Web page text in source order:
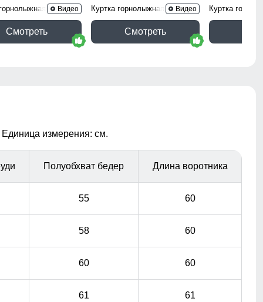
2302F
Видео
Смотреть
Куртка горнолыжная 2412Kh
Видео
Смотреть
Куртка
Единица измерения: см.
Полуобхват бедер Длина воротника
55 60
58 60
60 60
61 61